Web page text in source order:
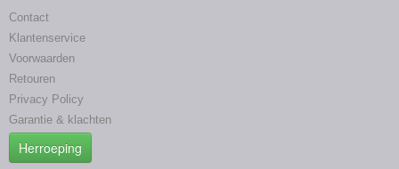
Contact
Klantenservice
Voorwaarden
Retouren
Privacy Policy
Garantie & klachten
Herroeping